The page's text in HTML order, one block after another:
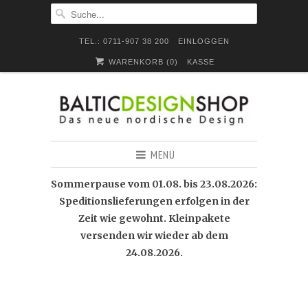
TEL.: 0711-907 38 200 EINLOGGEN
WARENKORB (0) KASSE
MENÜ
Sommerpause vom 01.08. bis 23.08.2026:
Speditionslieferungen erfolgen in der
Zeit wie gewohnt. Kleinpakete
versenden wir wieder ab dem
24.08.2026.